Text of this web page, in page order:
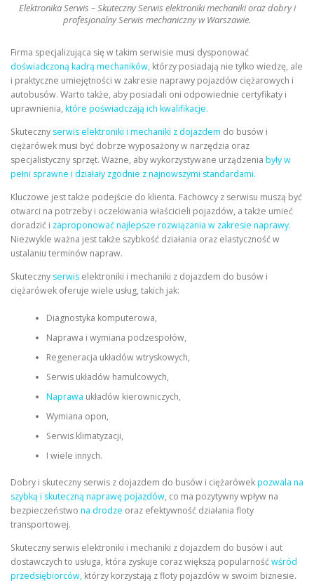
Elektronika Serwis – Skuteczny Serwis elektroniki mechaniki oraz dobry i
profesjonalny Serwis mechaniczny w Warszawie.
Firma specjalizująca się w takim serwisie musi dysponować
doświadczoną kadrą mechaników, którzy posiadają nie tylko wiedzę, ale
i praktyczne umiejętności w zakresie naprawy pojazdów ciężarowych i
autobusów. Warto także, aby posiadali oni odpowiednie certyfikaty i
uprawnienia, które poświadczają ich kwalifikacje.
Skuteczny serwis elektroniki i mechaniki z dojazdem do busów i
ciężarówek musi być dobrze wyposażony w narzędzia oraz
specjalistyczny sprzęt. Ważne, aby wykorzystywane urządzenia były w
pełni sprawne i działały zgodnie z najnowszymi standardami.
Kluczowe jest także podejście do klienta. Fachowcy z serwisu muszą być
otwarci na potrzeby i oczekiwania właścicieli pojazdów, a także umieć
doradzić i zaproponować najlepsze rozwiązania w zakresie naprawy.
Niezwykle ważna jest także szybkość działania oraz elastyczność w
ustalaniu terminów napraw.
Skuteczny serwis elektroniki i mechaniki z dojazdem do busów i
ciężarówek oferuje wiele usług, takich jak:
Diagnostyka komputerowa,
Naprawa i wymiana podzespołów,
Regeneracja układów wtryskowych,
Serwis układów hamulcowych,
Naprawa układów kierowniczych,
Wymiana opon,
Serwis klimatyzacji,
I wiele innych.
Dobry i skuteczny serwis z dojazdem do busów i ciężarówekpozwala na
szybką i skuteczną naprawę pojazdów, co ma pozytywny wpływ na
bezpieczeństwo na drodze oraz efektywność działania floty
transportowej.
Skuteczny serwis elektroniki i mechaniki z dojazdem do busów i aut
dostawczych to usługa, która zyskuje coraz większą popularnośćwśród
przedsiębiorców, którzy korzystają z floty pojazdów w swoim biznesie.